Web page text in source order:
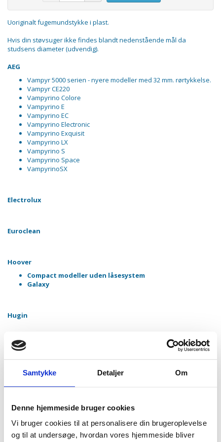
Samtykke Detaljer Om
Denne hjemmeside bruger cookies
Vi bruger cookies til at personalisere din brugeroplevelse
og til at undersøge, hvordan vores hjemmeside bliver
Uoriginalt fugemundstykke i plast.
Hvis din støvsuger ikke findes blandt nedenstående mål da
studsens diameter (udvendig).
AEG
Vampyr 5000 serien - nyere modeller med 32 mm. rørtykkelse.
Vampyr CE220
Vampyrino Colore
Vampyrino E
Vampyrino EC
Vampyrino Electronic
Vampyrino Exquisit
Vampyrino LX
Vampyrino S
Vampyrino Space
VampyrinoSX
Electrolux
Euroclean
Hoover
Compact modeller uden låsesystem
Galaxy
Hugin
Ide Line
Mistral
Mistral Compact
Mistral Lux 1250
Tornado